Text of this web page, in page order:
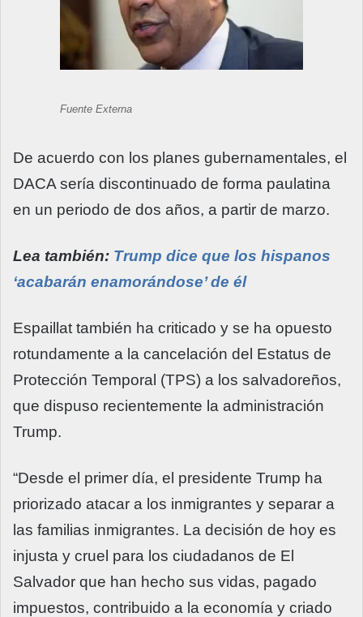
Fuente Externa
De acuerdo con los planes gubernamentales, el
DACA sería discontinuado de forma paulatina
en un periodo de dos años, a partir de marzo.
Lea también: Trump dice que los hispanos
‘acabarán enamorándose’ de él
Espaillat también ha criticado y se ha opuesto
rotundamente a la cancelación del Estatus de
Protección Temporal (TPS) a los salvadoreños,
que dispuso recientemente la administración
Trump.
“Desde el primer día, el presidente Trump ha
priorizado atacar a los inmigrantes y separar a
las familias inmigrantes. La decisión de hoy es
injusta y cruel para los ciudadanos de El
Salvador que han hecho sus vidas, pagado
impuestos, contribuido a la economía y criado